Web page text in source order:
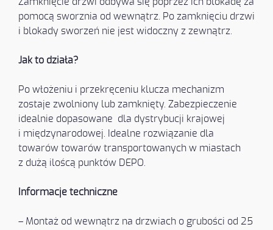
pomocą sworznia od wewnątrz. Po zamknięciu drzwi
i blokady sworzeń nie jest widoczny z zewnątrz.
Jak to działa?
Po włożeniu i przekręceniu klucza mechanizm
zostaje zwolniony lub zamknięty. Zabezpieczenie
idealnie dopasowane dla dystrybucji krajowej
i międzynarodowej. Idealne rozwiązanie dla
towarów towarów transportowanych w miastach
z dużą iloścą punktów DEPO.
Informacje techniczne
– Montaż od wewnątrz na drzwiach o grubości od 25